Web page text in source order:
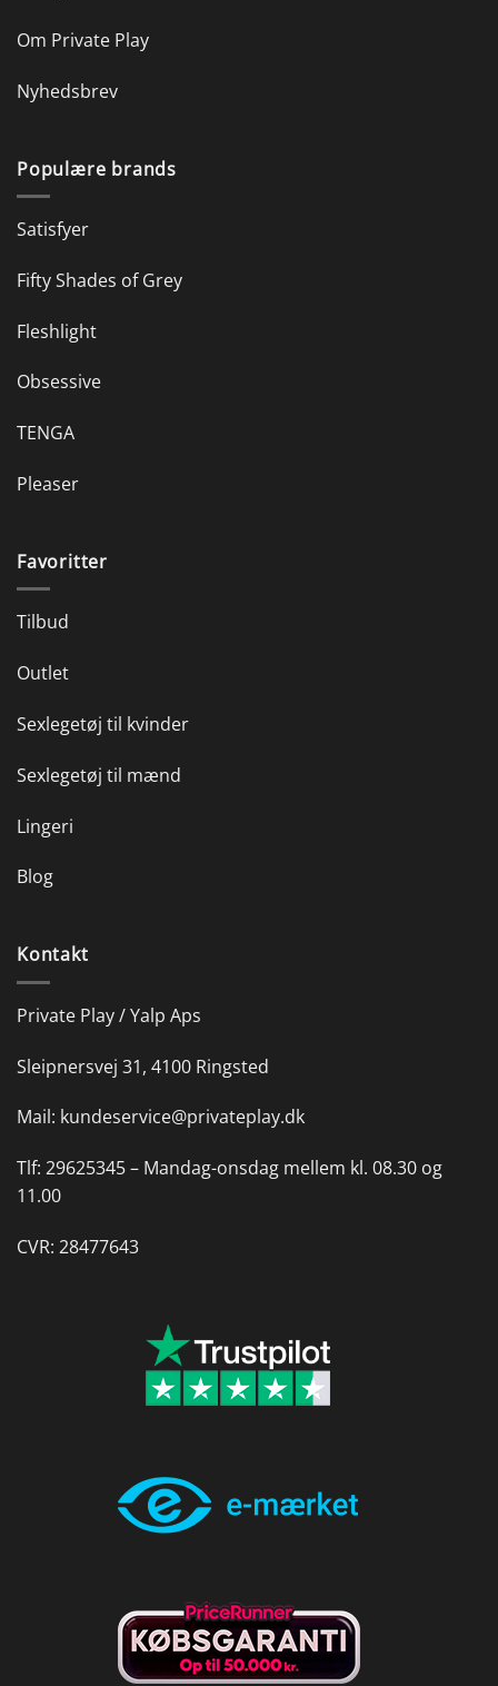
Om Private Play
Nyhedsbrev
Populære brands
Satisfyer
Fifty Shades of Grey
Fleshlight
Obsessive
TENGA
Pleaser
Favoritter
Tilbud
Outlet
Sexlegetøj til kvinder
Sexlegetøj til mænd
Lingeri
Blog
Kontakt
Private Play / Yalp Aps
Sleipnersvej 31, 4100 Ringsted
Mail: kundeservice@privateplay.dk
Tlf: 29625345 – Mandag-onsdag mellem kl. 08.30 og
11.00
CVR: 28477643